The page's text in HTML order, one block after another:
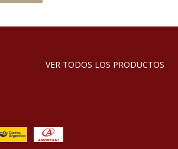
VER TODOS LOS PRODUCTOS